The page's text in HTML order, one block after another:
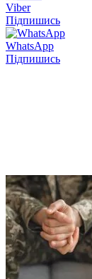
Viber
Підпишись
WhatsApp
Підпишись